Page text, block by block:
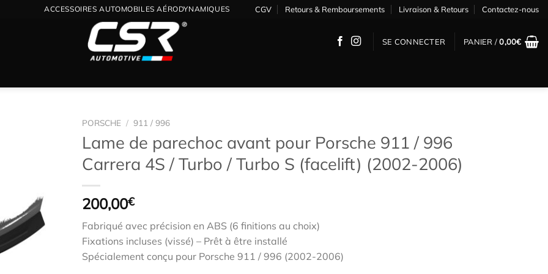
ACCESSOIRES AUTOMOBILES AÉRODYNAMIQUES CGV Retours & Remboursements Livraison & Retours Contactez-nous
SE CONNECTER PANIER /0,00€
wishlist
PORSCHE / 911 / 996
Lame de parechoc avant pour Porsche 911 / 996
Carrera 4S / Turbo / Turbo S (facelift) (2002-2006)
200,00€
Fabriqué avec précision en ABS (6 finitions au choix)
Fixations incluses (vissé) – Prêt à être installé
Spécialement conçu pour Porsche 911 / 996 (2002-2006)